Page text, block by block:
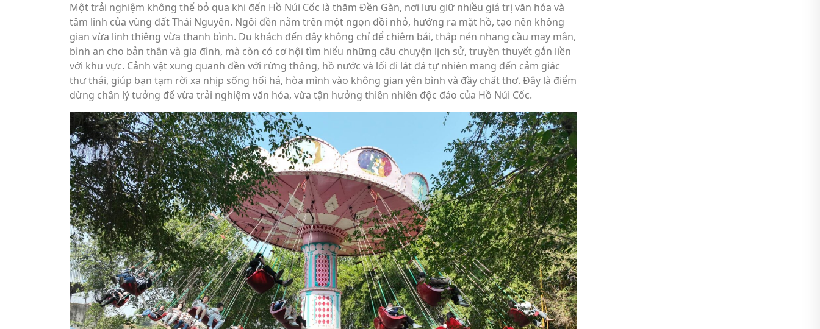
Một trải nghiệm không thể bỏ qua khi đến Hồ Núi Cốc là thăm Đền Gàn, nơi lưu giữ nhiều giá trị văn hóa và
tâm linh của vùng đất Thái Nguyên. Ngôi đền nằm trên một ngọn đồi nhỏ, hướng ra mặt hồ, tạo nên không
gian vừa linh thiêng vừa thanh bình. Du khách đến đây không chỉ để chiêm bái, thắp nén nhang cầu may mắn,
bình an cho bản thân và gia đình, mà còn có cơ hội tìm hiểu những câu chuyện lịch sử, truyền thuyết gắn liền
với khu vực. Cảnh vật xung quanh đền với rừng thông, hồ nước và lối đi lát đá tự nhiên mang đến cảm giác
thư thái, giúp bạn tạm rời xa nhịp sống hối hả, hòa mình vào không gian yên bình và đầy chất thơ. Đây là điểm
dừng chân lý tưởng để vừa trải nghiệm văn hóa, vừa tận hưởng thiên nhiên độc đáo của Hồ Núi Cốc.